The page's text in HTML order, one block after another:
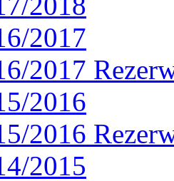
2017
2017
2016
2016
2015